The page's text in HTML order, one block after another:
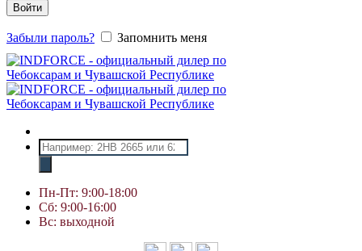
Войти
Забыли пароль? Запомнить меня
Поиск
товаров
Пн-Пт: 9:00-18:00
Сб: 9:00-16:00
Вс: выходной